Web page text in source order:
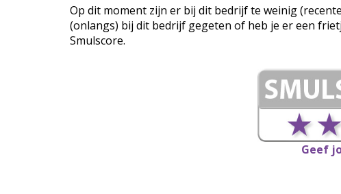
Op dit moment zijn er bij dit bedrijf te weinig
(onlangs) bij dit bedrijf gegeten of heb je er een
Smulscore.
Geef